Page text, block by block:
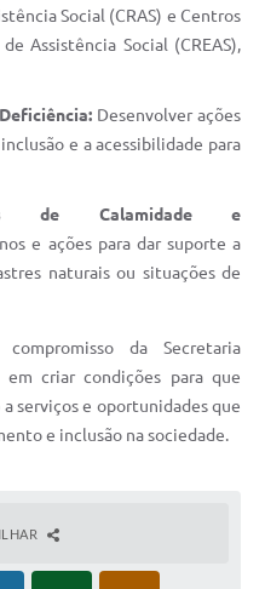
Social (CRAS) e Centros
Assistência Social (CREAS),
Desenvolver ações
e a acessibilidade para
de Calamidade e
e ações para dar suporte a
naturais ou situações de
da Secretaria
em criar condições para que
serviços e oportunidades que
e inclusão na sociedade.